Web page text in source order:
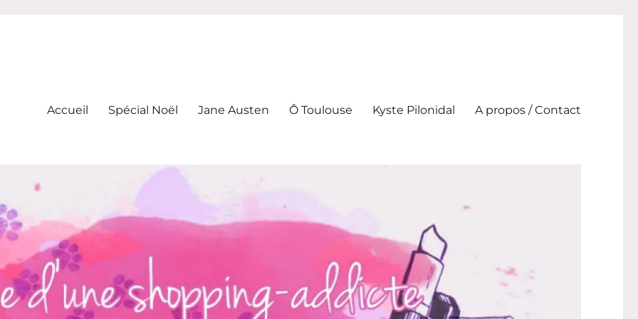
Accueil Spécial Noël Jane Austen Ô Toulouse Kyste Pilonidal A propos / Contact